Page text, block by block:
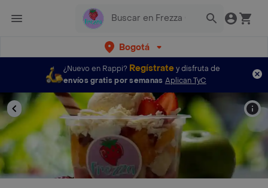
Bogotá
¿Nuevo en Rappi? Regístratey disfruta de
envíos gratis por semanas Aplican TyC